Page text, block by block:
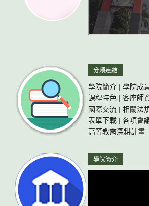
分類連結
學院簡介 | 學院成
課程特色 | 客座師
國際交流 | 相關法
表單下載 | 各項會
高等教育深耕計畫
學院簡介